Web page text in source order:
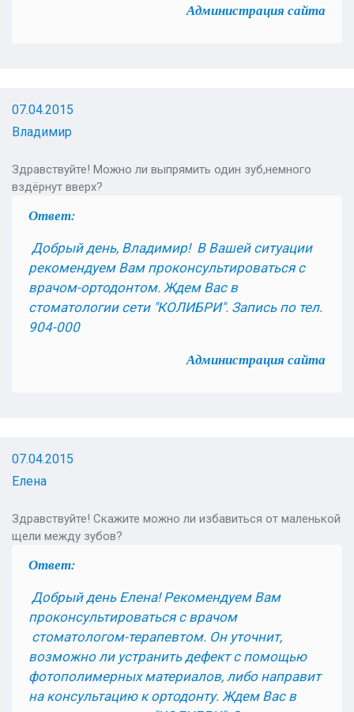
Администрация сайта
07.04.2015
Владимир
Здравствуйте! Можно ли выпрямить один зуб,немного
вздёрнут вверх?
Ответ:
Добрый день, Владимир! В Вашей ситуации
рекомендуем Вам проконсультироваться с
врачом-ортодонтом. Ждем Вас в
стоматологии сети "КОЛИБРИ". Запись по тел.
904-000
Администрация сайта
07.04.2015
Елена
Здравствуйте! Скажите можно ли избавиться от маленькой
щели между зубов?
Ответ:
Добрый день Елена! Рекомендуем Вам
проконсультироваться с врачом
стоматологом-терапевтом. Он уточнит,
возможно ли устранить дефект с помощью
фотополимерных материалов, либо направит
на консультацию к ортодонту. Ждем Вас в